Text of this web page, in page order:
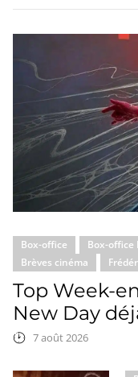
Box-office Box-office
Brèves cinéma
Top Week-
New Day
7 août 2026